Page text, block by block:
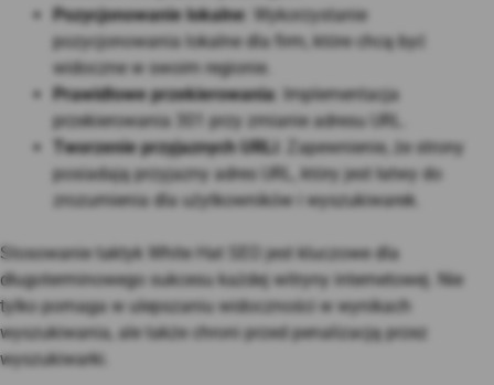
Pozycjonowanie lokalne: Wykorzystanie
pozycjonowania lokalne dla firm, które chcą być
widoczne w swoim regionie.
Prawidłowe przekierowania: Implementacja
przekierowania 301 przy zmianie adresu URL.
Tworzenie przyjaznych URLi : Zapewnienie, że strony
posiadają przyjazny adres URL, który jest łatwy do
zrozumienia dla użytkowników i wyszukiwarek.
Stosowanie taktyk White Hat SEO jest kluczowe dla
długoterminowego sukcesu każdej witryny internetowej. Nie
tylko pomaga w ulepszaniu widoczności w wynikach
wyszukiwania, ale także chroni przed penalizacją przez
wyszukiwarki.